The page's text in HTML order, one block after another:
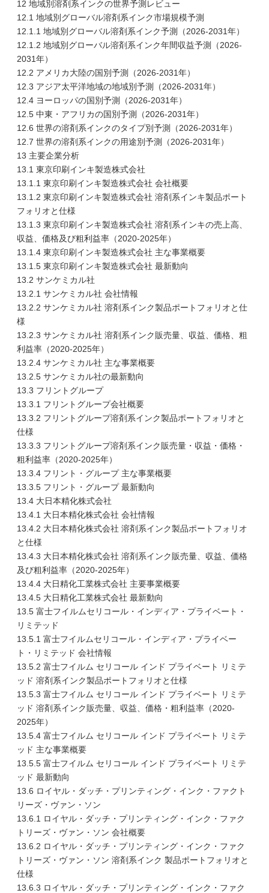
12 地域別溶剤系インクの世界予測レビュー
12.1 地域別グローバル溶剤系インク市場規模予測
12.1.1 地域別グローバル溶剤系インク予測（2026-2031年）
12.1.2 地域別グローバル溶剤系インク年間収益予測（2026-
2031年）
12.2 アメリカ大陸の国別予測（2026-2031年）
12.3 アジア太平洋地域の地域別予測（2026-2031年）
12.4 ヨーロッパの国別予測（2026-2031年）
12.5 中東・アフリカの国別予測（2026-2031年）
12.6 世界の溶剤系インクのタイプ別予測（2026-2031年）
12.7 世界の溶剤系インクの用途別予測（2026-2031年）
13 主要企業分析
13.1 東京印刷インキ製造株式会社
13.1.1 東京印刷インキ製造株式会社 会社概要
13.1.2 東京印刷インキ製造株式会社 溶剤系インキ製品ポート
フォリオと仕様
13.1.3 東京印刷インキ製造株式会社 溶剤系インキの売上高、
収益、価格及び粗利益率（2020-2025年）
13.1.4 東京印刷インキ製造株式会社 主な事業概要
13.1.5 東京印刷インキ製造株式会社 最新動向
13.2 サンケミカル社
13.2.1 サンケミカル社 会社情報
13.2.2 サンケミカル社 溶剤系インク製品ポートフォリオと仕
様
13.2.3 サンケミカル社 溶剤系インク販売量、収益、価格、粗
利益率（2020-2025年）
13.2.4 サンケミカル社 主な事業概要
13.2.5 サンケミカル社の最新動向
13.3 フリントグループ
13.3.1 フリントグループ会社概要
13.3.2 フリントグループ溶剤系インク製品ポートフォリオと
仕様
13.3.3 フリントグループ溶剤系インク販売量・収益・価格・
粗利益率（2020-2025年）
13.3.4 フリント・グループ 主な事業概要
13.3.5 フリント・グループ 最新動向
13.4 大日本精化株式会社
13.4.1 大日本精化株式会社 会社情報
13.4.2 大日本精化株式会社 溶剤系インク製品ポートフォリオ
と仕様
13.4.3 大日本精化株式会社 溶剤系インク販売量、収益、価格
及び粗利益率（2020-2025年）
13.4.4 大日精化工業株式会社 主要事業概要
13.4.5 大日精化工業株式会社 最新動向
13.5 富士フイルムセリコール・インディア・プライベート・
リミテッド
13.5.1 富士フイルムセリコール・インディア・プライベー
ト・リミテッド 会社情報
13.5.2 富士フイルム セリコール インド プライベート リミテ
ッド 溶剤系インク製品ポートフォリオと仕様
13.5.3 富士フイルム セリコール インド プライベート リミテ
ッド 溶剤系インク販売量、収益、価格・粗利益率（2020-
2025年）
13.5.4 富士フイルム セリコール インド プライベート リミテ
ッド 主な事業概要
13.5.5 富士フイルム セリコール インド プライベート リミテ
ッド 最新動向
13.6 ロイヤル・ダッチ・プリンティング・インク・ファクト
リーズ・ヴァン・ソン
13.6.1 ロイヤル・ダッチ・プリンティング・インク・ファク
トリーズ・ヴァン・ソン 会社概要
13.6.2 ロイヤル・ダッチ・プリンティング・インク・ファク
トリーズ・ヴァン・ソン 溶剤系インク 製品ポートフォリオと
仕様
13.6.3 ロイヤル・ダッチ・プリンティング・インク・ファク